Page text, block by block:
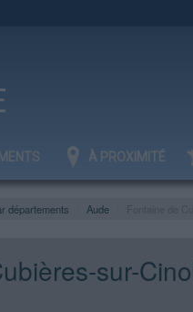
À PROXIMITÉ
départements Aude
sur-